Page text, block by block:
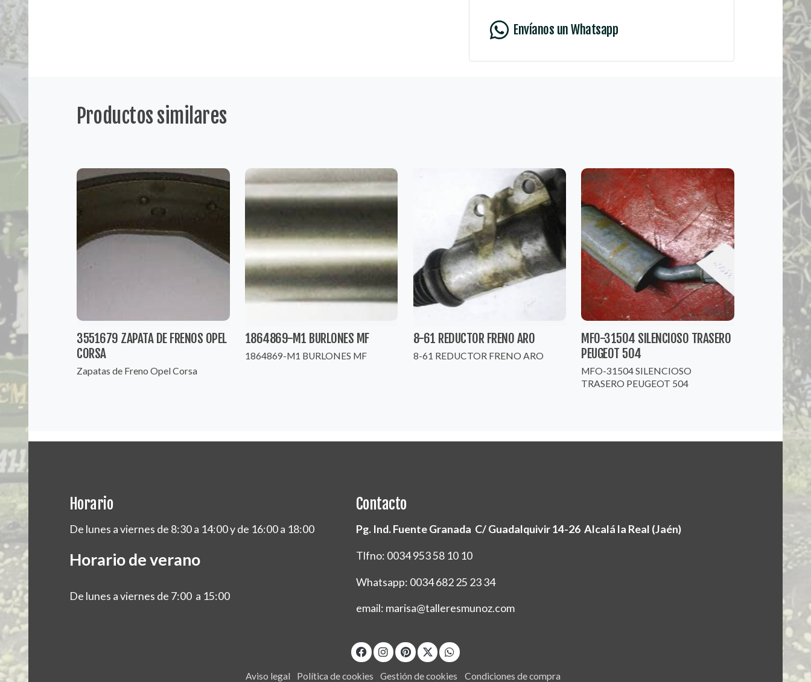
Envíanos un Whatsapp
Productos similares
3551679 ZAPATA DE FRENOS OPEL
CORSA
Zapatas de Freno Opel Corsa
1864869-M1 BURLONES MF
1864869-M1 BURLONES MF
8-61 REDUCTOR FRENO ARO
8-61 REDUCTOR FRENO ARO
MFO-31504 SILENCIOSO TRASERO
PEUGEOT 504
MFO-31504 SILENCIOSO
TRASERO PEUGEOT 504
Horario
De lunes a viernes de 8:30 a 14:00 y de 16:00 a 18:00
Horario de verano
De lunes a viernes de 7:00 a 15:00
Contacto
Pg. Ind. Fuente Granada C/ Guadalquivir 14-26 Alcalá la Real (Jaén)
Tlfno: 0034 953 58 10 10
Whatsapp: 0034 682 25 23 34
email: marisa@talleresmunoz.com
Aviso legal Política de cookies Gestión de cookies Condiciones de compra